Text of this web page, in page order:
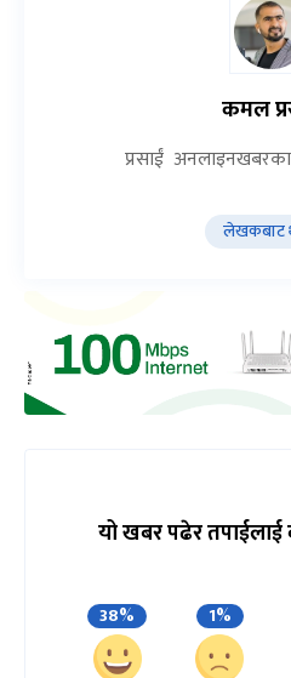
कमल
प्रसाईं अनलाइनखबरका
लेखकबाट
यो खबर पढेर
38% 1%